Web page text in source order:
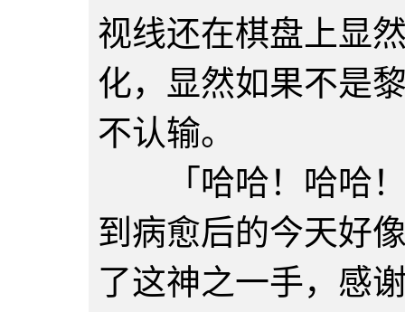
视线还在棋盘上显
化，显然如果不是
不认输。
「哈哈！哈哈！
到病愈后的今天好
了这神之一手，感